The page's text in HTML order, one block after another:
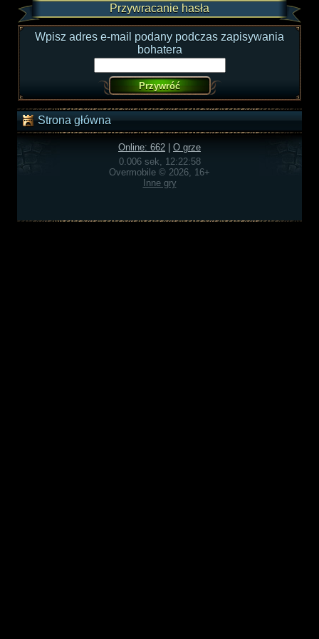
Przywracanie hasła
Wpisz adres e-mail podany podczas zapisywania
bohatera
Strona główna
Online: 662
O grze
0.006 sek, 12:22:58
Overmobile © 2026, 16+
Inne gry